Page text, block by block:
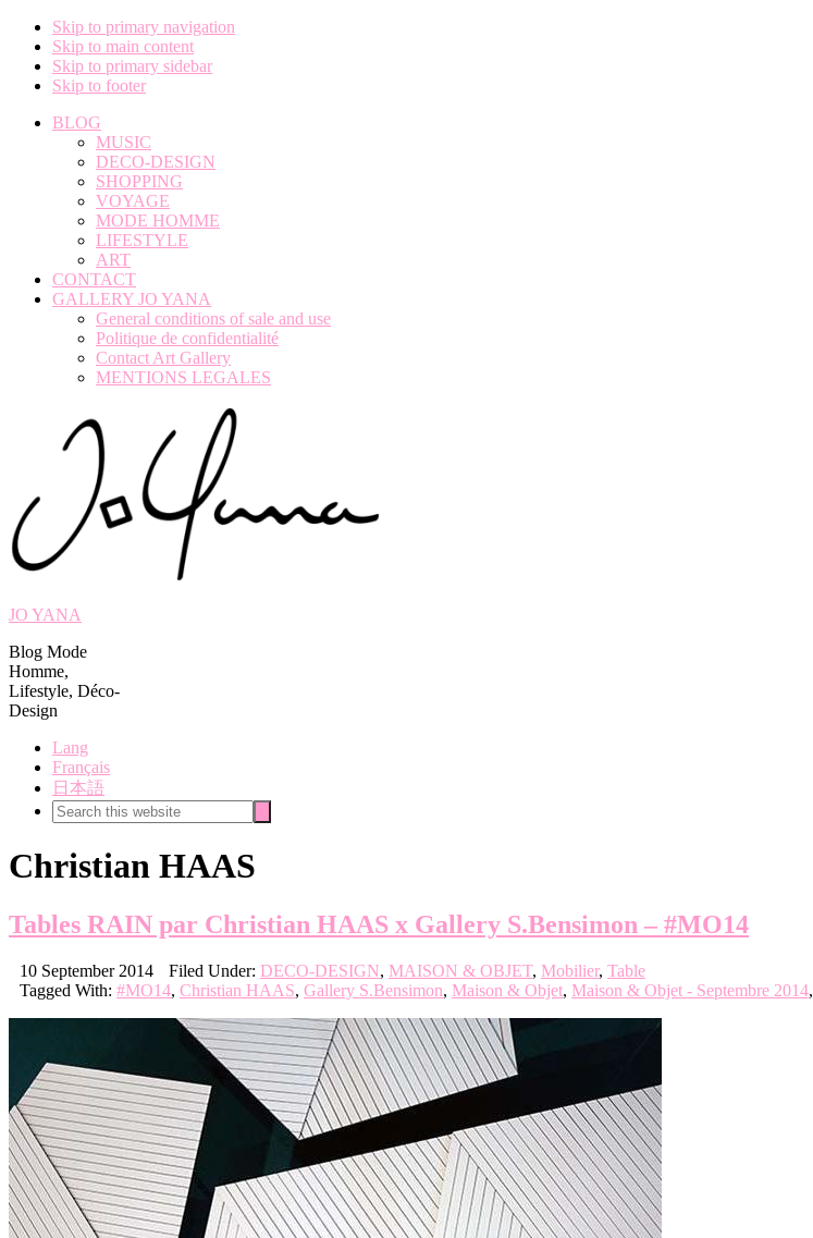
Skip to primary navigation
Skip to main content
Skip to primary sidebar
Skip to footer
BLOG
MUSIC
DECO-DESIGN
SHOPPING
VOYAGE
MODE HOMME
LIFESTYLE
ART
CONTACT
GALLERY JO YANA
General conditions of sale and use
Politique de confidentialité
Contact Art Gallery
MENTIONS LEGALES
JO YANA
Blog Mode
Homme,
Lifestyle, Déco-
Design
Lang
Français
日本語
Search
this
Christian HAAS
Tables RAIN par Christian HAAS x Gallery S.Bensimon – #MO14
10 September 2014 Filed Under: DECO-DESIGN, MAISON & OBJET, Mobilier, Table
Tagged With: #MO14, Christian HAAS, Gallery S.Bensimon, Maison & Objet, Maison & Objet - Septembre 2014,